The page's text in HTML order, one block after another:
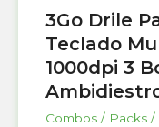
3Go Drile
Teclado
1000dpi 3
Combos / Packs /